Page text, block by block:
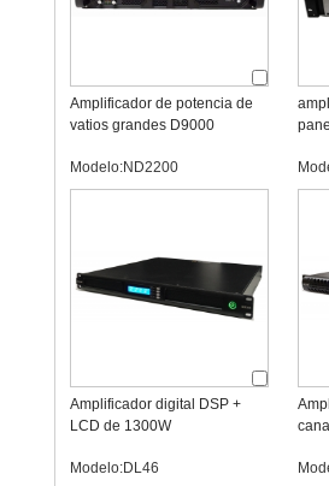
Amplificador de potencia de
vatios grandes D9000
Modelo:ND2200
Amplificador digital DSP +
LCD de 1300W
Modelo:DL46